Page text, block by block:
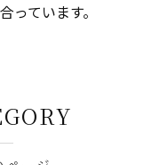
っています。